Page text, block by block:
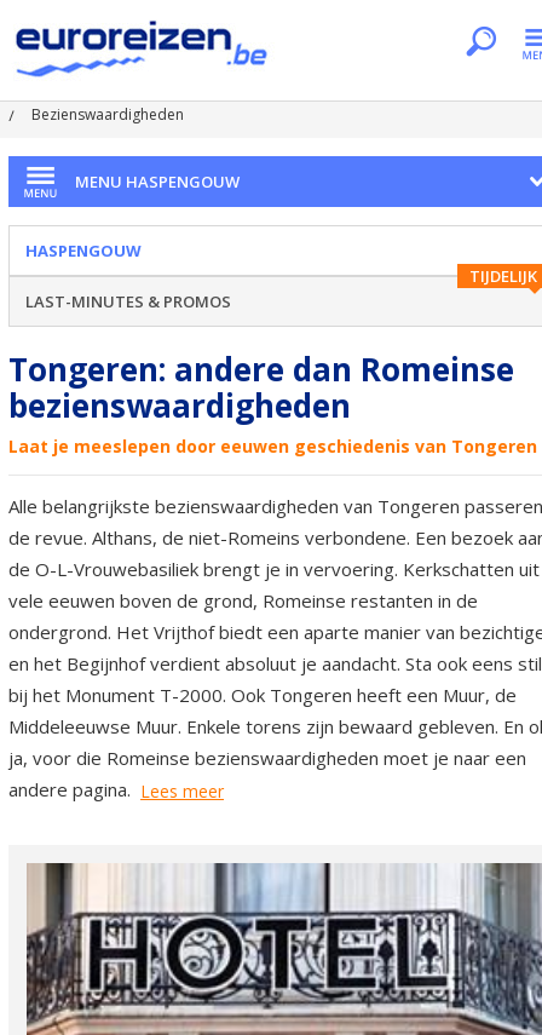
Bezienswaardigheden
MENU HASPENGOUW
HASPENGOUW
TIJDELIJK
LAST-MINUTES & PROMOS
Tongeren: andere dan Romeinse
bezienswaardigheden
Laat je meeslepen door eeuwen geschiedenis van Tongeren
Alle belangrijkste bezienswaardigheden van Tongeren passeren
de revue. Althans, de niet-Romeins verbondene. Een bezoek
de O-L-Vrouwebasiliek brengt je in vervoering. Kerkschatten uit
vele eeuwen boven de grond, Romeinse restanten in de
ondergrond. Het Vrijthof biedt een aparte manier van
en het Begijnhof verdient absoluut je aandacht. Sta ook eens stil
bij het Monument T-2000. Ook Tongeren heeft een Muur, de
Middeleeuwse Muur. Enkele torens zijn bewaard gebleven. En
ja, voor die Romeinse bezienswaardigheden moet je naar een
andere pagina. Lees meer